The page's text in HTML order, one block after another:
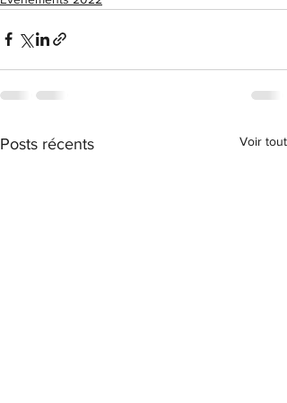
Posts récents Voir tout